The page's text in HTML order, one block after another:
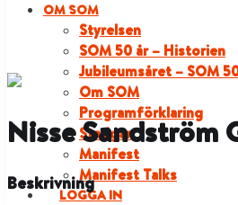
OM SOM
Styrelsen
SOM 50 år – Historien
Jubileumsåret – SOM
Om SOM
Programförklaring
Stadgar
Manifest
Manifest Talks
LOGGA IN
Nisse Sandström
Beskrivning